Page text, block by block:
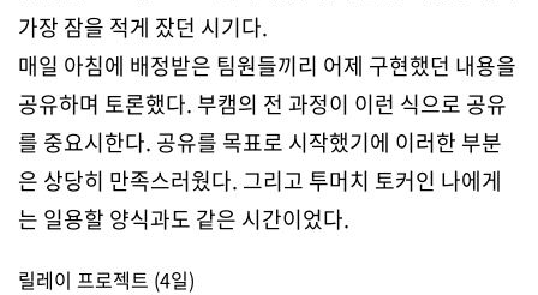
가장 잠을 적게 잤던 시기다.
매일 아침에 배정받은 팀원들끼리 어제 구현했던 내용을
공유하며 토론했다. 부캠의 전 과정이 이런 식으로 공유
를 중요시한다. 공유를 목표로 시작했기에 이러한 부분
은 상당히 만족스러웠다. 그리고 투머치 토커인 나에게
는 일용할 양식과도 같은 시간이었다.
릴레이 프로젝트 (4일)